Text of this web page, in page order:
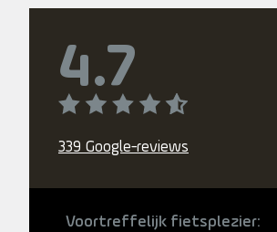
4.7
339 Google-reviews
Voortreffelijk fietsplezier: